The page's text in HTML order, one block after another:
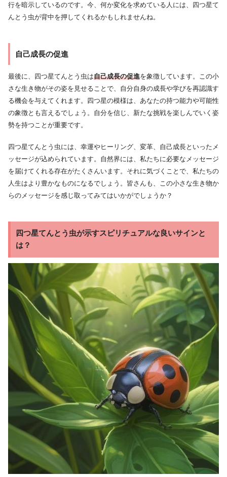
行を暗示しているのです。今、何か変化を求めている人には、四つ星て
んとう虫が背中を押してくれるかもしれませんね。
自己成長の促進
最後に、四つ星てんとう虫は自己成長の促進を象徴しています。この小
さな生き物がその姿を見せることで、自分自身の成長や学びを再認識す
る機会を与えてくれます。四つ星の模様は、あなたの持つ能力や可能性
の象徴とも言えるでしょう。自分を信じ、新たな挑戦を楽しんでいく姿
勢を持つことが重要です。
四つ星てんとう虫には、幸運やヒーリング、変革、自己成長といったメ
ッセージが込められています。自然界には、私たちに必要なメッセージ
を届けてくれる存在がたくさんいます。それに気づくことで、私たちの
人生はより豊かなものになるでしょう。皆さんも、この小さな生き物か
らのメッセージを感じ取ってみてはいかがでしょうか？
四つ星てんとう虫が示すスピリチュアルな良いサインと
は？